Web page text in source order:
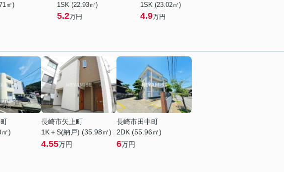
㎡)
1SK (22.93㎡)
5.2万円
1SK (23.02㎡)
4.9万円
)
長崎市矢上町
1K＋S(納戸) (35.98㎡)
4.55万円
長崎市田中町
2DK (55.96㎡)
6万円